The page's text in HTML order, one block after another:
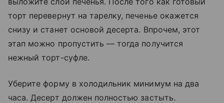
торт перевернут на тарелку, печенье окажется
снизу и станет основой десерта. Впрочем, этот
этап можно пропустить — тогда получится
нежный торт-суфле.
Уберите форму в холодильник минимум на два
часа. Десерт должен полностью застыть.